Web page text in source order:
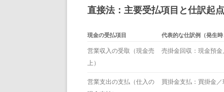
直接法：主要受払項目と仕訳起
現金の受払項目 代表的な仕訳例（発生時
営業収入の受取（現金売
上）
売掛金回収：現金預金
営業支出の支払（仕入の
買掛金支払：買掛金